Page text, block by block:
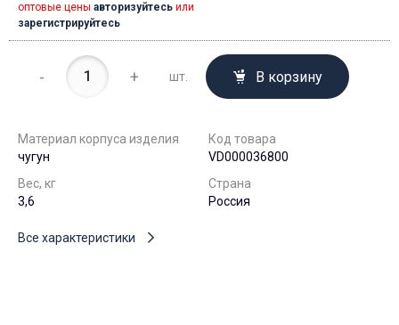
оптовые цены авторизуйтесь или
зарегистрируйтесь
- + шт. В корзину
Материал корпуса изделия
чугун
Код товара
VD000036800
Вес, кг
3,6
Страна
Россия
Все характеристики